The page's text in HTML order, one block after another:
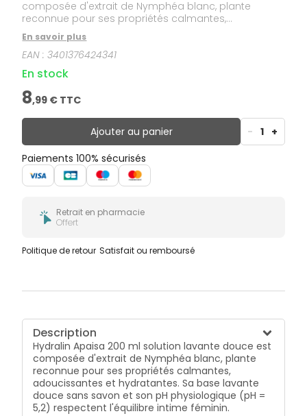
composée d'extrait de Nymphéa blanc, plante
reconnue pour ses propriétés calmantes,
adoucissantes et hydratantes. Sa base lavante
douce sans savon et son pH physiologique (pH =
5,2) respectent l'équilibre intime féminin.
En savoir plus
EAN :3401376424341
En stock
8,99 € TTC
Ajouter au panier - 1 +
Paiements 100% sécurisés
Retrait en pharmacie
Offert
Politique de retour Satisfait ou remboursé
Description
Hydralin Apaisa 200 ml solution lavante douce est
composée d'extrait de Nymphéa blanc, plante
reconnue pour ses propriétés calmantes,
adoucissantes et hydratantes. Sa base lavante
douce sans savon et son pH physiologique (pH =
5,2) respectent l'équilibre intime féminin.